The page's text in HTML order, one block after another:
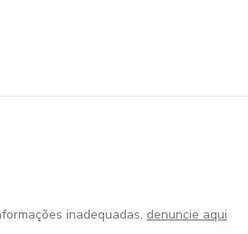
inadequadas, denuncie aqui